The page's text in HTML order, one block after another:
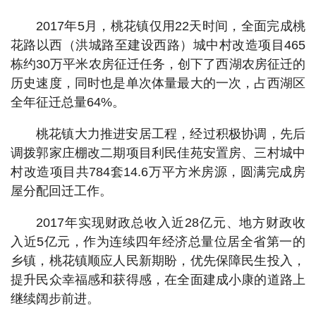
2017年5月，桃花镇仅用22天时间，全面完成桃
花路以西（洪城路至建设西路）城中村改造项目465
栋约30万平米农房征迁任务，创下了西湖农房征迁的
历史速度，同时也是单次体量最大的一次，占西湖区
全年征迁总量64%。
桃花镇大力推进安居工程，经过积极协调，先后
调拨郭家庄棚改二期项目利民佳苑安置房、三村城中
村改造项目共784套14.6万平方米房源，圆满完成房
屋分配回迁工作。
2017年实现财政总收入近28亿元、地方财政收
入近5亿元，作为连续四年经济总量位居全省第一的
乡镇，桃花镇顺应人民新期盼，优先保障民生投入，
提升民众幸福感和获得感，在全面建成小康的道路上
继续阔步前进。